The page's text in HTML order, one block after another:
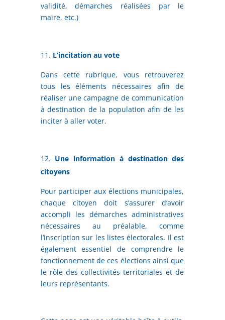
validité, démarches réalisées par le
maire, etc.)
L’incitation au vote
Dans cette rubrique, vous retrouverez
tous les éléments nécessaires afin de
réaliser une campagne de communication
à destination de la population afin de les
inciter à aller voter.
Une information à destination des
citoyens
Pour participer aux élections municipales,
chaque citoyen doit s’assurer d’avoir
accompli les démarches administratives
nécessaires au préalable, comme
l’inscription sur les listes électorales. Il est
également essentiel de comprendre le
fonctionnement de ces élections ainsi que
le rôle des collectivités territoriales et de
leurs représentants.